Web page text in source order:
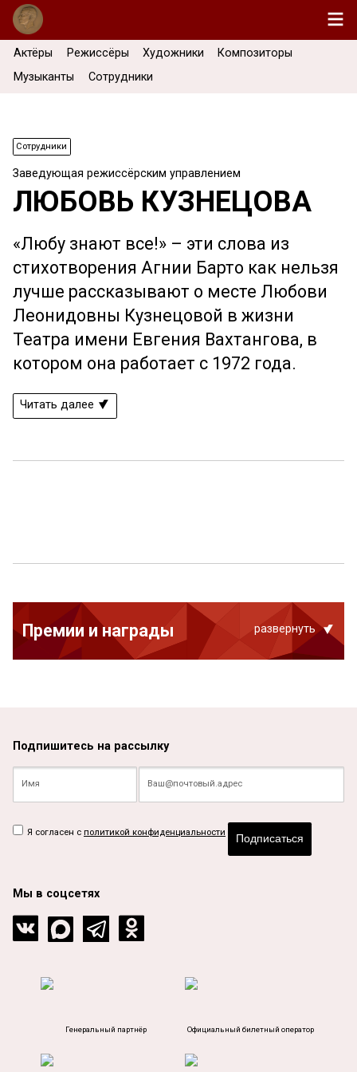
Актёры Режиссёры Художники
Композиторы
Музыканты
Сотрудники
Сотрудники
Заведующая режиссёрским управлением
ЛЮБОВЬ КУЗНЕЦОВА
«Любу знают все!» – эти слова из
стихотворения Агнии Барто как нельзя
лучше рассказывают о месте Любови
Леонидовны Кузнецовой в жизни
Театра имени Евгения Вахтангова, в
котором она работает с 1972 года.
Читать далее
Премии и награды развернуть
Подпишитесь на рассылку
Я согласен с политикой конфиденциальности
Подписаться
Мы в соцсетях
Генеральный партнёр Официальный билетный оператор